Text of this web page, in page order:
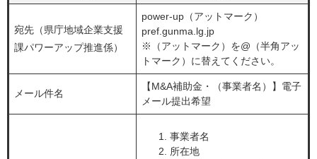
宛先（県庁地域企業支援
課パワーアップ推進係）
power-up（アットマーク）
pref.gunma.lg.jp
※（アットマーク）を@（半角アッ
トマーク）に替えてください。
メール件名
【M&A補助金・（事業者名）】電子
メール提出希望
事業者名
所在地